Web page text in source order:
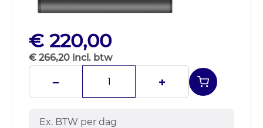
€ 220,00
€ 266,20 incl. btw
− +
Ex. BTW per dag